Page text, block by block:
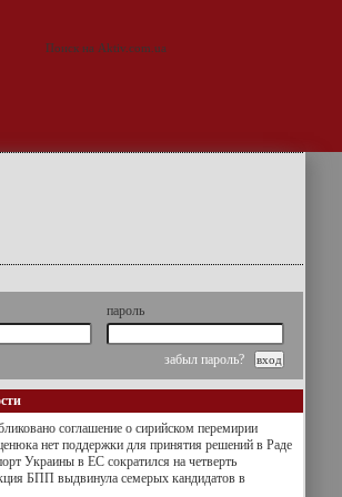
пароль
забыл пароль?
соглашение о сирийском перемирии
нет поддержки для принятия решений в Раде
Украины в ЕС сократился на четверть
БПП выдвинула семерых кандидатов в